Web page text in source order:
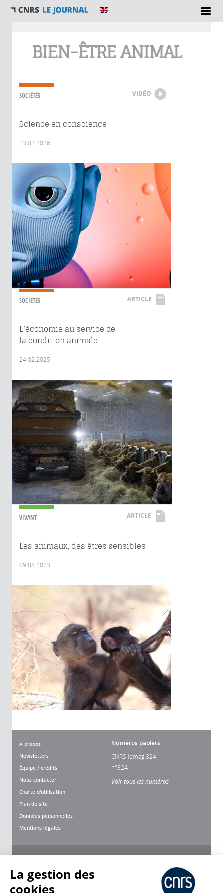
BIEN-ÊTRE ANIMAL
SOCIÉTÉS VIDÉO
Science en conscience
13.02.2026
SOCIÉTÉS ARTICLE
L’économie au service de
la condition animale
24.02.2025
VIVANT ARTICLE
Les animaux, des êtres sensibles
09.08.2023
À propos
Newsletters
Équipe / crédits
Nous contacter
Charte d'utilisation
Plan du site
Données personnelles
Mentions légales
Numéros papiers
CNRS lemag 324
n°324
Voir tous les numéros
La gestion des
cookies